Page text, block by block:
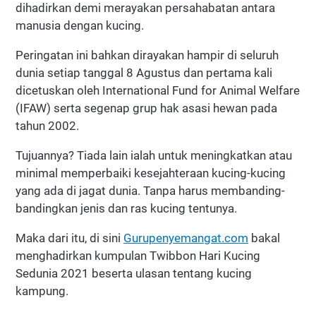
dihadirkan demi merayakan persahabatan antara
manusia dengan kucing.
Peringatan ini bahkan dirayakan hampir di seluruh
dunia setiap tanggal 8 Agustus dan pertama kali
dicetuskan oleh International Fund for Animal Welfare
(IFAW) serta segenap grup hak asasi hewan pada
tahun 2002.
Tujuannya? Tiada lain ialah untuk meningkatkan atau
minimal memperbaiki kesejahteraan kucing-kucing
yang ada di jagat dunia. Tanpa harus membanding-
bandingkan jenis dan ras kucing tentunya.
Maka dari itu, di sini Gurupenyemangat.com bakal
menghadirkan kumpulan Twibbon Hari Kucing
Sedunia 2021 beserta ulasan tentang kucing
kampung.